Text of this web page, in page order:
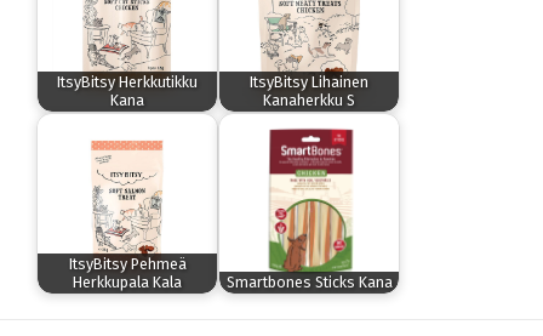
ItsyBitsy Herkkutikku
Kana
ItsyBitsy Lihainen
Kanaherkku S
ItsyBitsy Pehmeä
Herkkupala Kala
Smartbones Sticks Kana